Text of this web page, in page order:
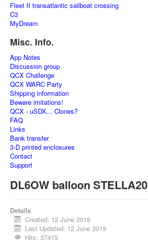
Fleet II transatlantic sailboat crossing
C3
MyDream
Misc. Info.
App Notes
Discussion group
QCX Challenge
QCX WARC Party
Shipping information
Beware imitations!
QCX - uSDX... Clones?
FAQ
Links
Bank transfer
3-D printed enclosures
Contact
Support
DL6OW balloon STELLA20
Details
Created: 12 June 2019
Last Updated: 12 June 2019
Hits: 37415